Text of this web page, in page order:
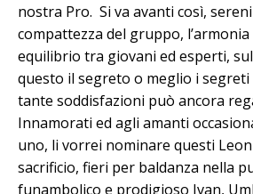
nostra Pro. Si va avanti così,
compattezza del gruppo,
equilibrio tra giovani ed esperti,
questo il segreto o meglio i
tante soddisfazioni può ancora
Innamorati ed agli amanti
uno, li vorrei nominare questi
sacrificio, fieri per baldanza nella
funambolico e prodigioso Ivan,